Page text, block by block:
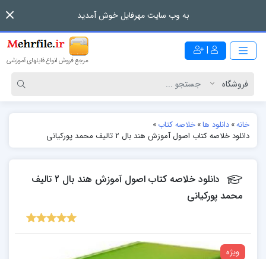
به وب سایت مهرفایل خوش آمدید
|
خانه»دانلود ها»خلاصه کتاب»
دانلود خلاصه کتاب اصول آموزش هند بال 2 تالیف محمد پورکيانی
دانلود خلاصه کتاب اصول آموزش هند بال 2 تالیف
محمد پورکيانی
ویژه